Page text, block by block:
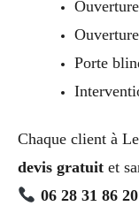
Porte
Chaque client à
devis gratuit et
06 28 31 86